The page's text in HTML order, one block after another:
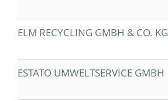
ELM RECYCLING GMBH & CO. KG
ESTATO UMWELTSERVICE GMBH